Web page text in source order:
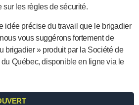
sur les règles de sécurité.
idée précise du travail que le brigadier
vous suggérons fortement de
brigadier » produit par la Société de
du Québec, disponible en ligne via le